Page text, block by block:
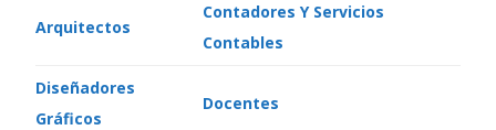
Arquitectos
Contadores Y Servicios
Contables
Diseñadores
Gráficos
Docentes